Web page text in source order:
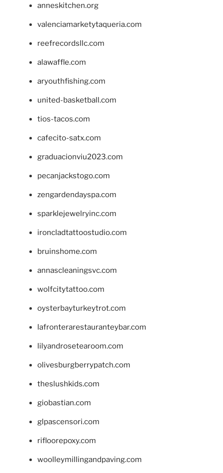
anneskitchen.org
valenciamarketytaqueria.com
reefrecordsllc.com
alawaffle.com
aryouthfishing.com
united-basketball.com
tios-tacos.com
cafecito-satx.com
graduacionviu2023.com
pecanjackstogo.com
zengardendayspa.com
sparklejewelryinc.com
ironcladtattoostudio.com
bruinshome.com
annascleaningsvc.com
wolfcitytattoo.com
oysterbayturkeytrot.com
lafronterarestauranteybar.com
lilyandrosetearoom.com
olivesburgberrypatch.com
theslushkids.com
giobastian.com
glpascensori.com
rifloorepoxy.com
woolleymillingandpaving.com